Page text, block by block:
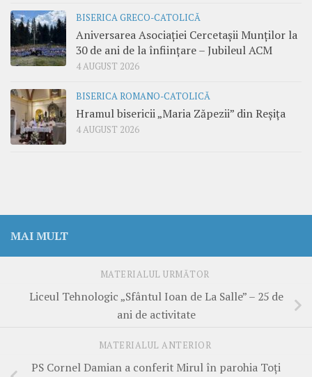
BISERICA GRECO-CATOLICĂ
Aniversarea Asociației Cercetașii Munților la
30 de ani de la înființare – Jubileul ACM
4 AUGUST 2026
BISERICA ROMANO-CATOLICĂ
Hramul bisericii „Maria Zăpezii” din Reșița
4 AUGUST 2026
MAI MULT
MATERIALUL URMĂTOR
Liceul Tehnologic „Sfântul Ioan de La Salle” – 25 de
ani de activitate
MATERIALUL ANTERIOR
PS Cornel Damian a conferit Mirul în parohia Toți